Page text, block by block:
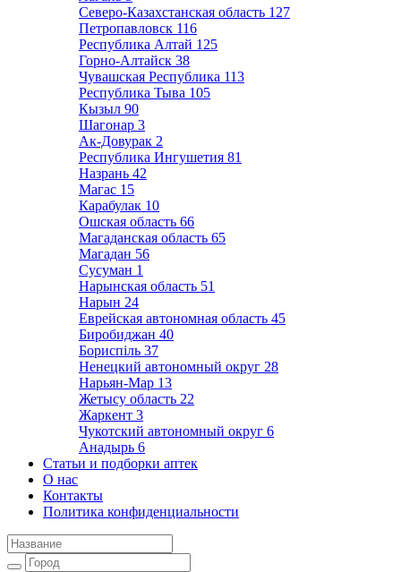
Северо-Казахстанская область 127
Петропавловск 116
Республика Алтай 125
Горно-Алтайск 38
Чувашская Республика 113
Республика Тыва 105
Кызыл 90
Шагонар 3
Ак-Довурак 2
Республика Ингушетия 81
Назрань 42
Магас 15
Карабулак 10
Ошская область 66
Магаданская область 65
Магадан 56
Сусуман 1
Нарынская область 51
Нарын 24
Еврейская автономная область 45
Биробиджан 40
Бориспіль 37
Ненецкий автономный округ 28
Нарьян-Мар 13
Жетысу область 22
Жаркент 3
Чукотский автономный округ 6
Анадырь 6
Статьи и подборки аптек
О нас
Контакты
Политика конфиденциальности